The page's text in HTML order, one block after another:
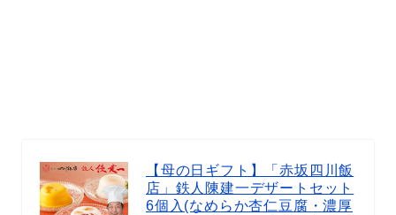
【母の日ギフト】「赤坂四川飯
店」鉄人陳建一デザートセット
6個入(なめらか杏仁豆腐・濃厚